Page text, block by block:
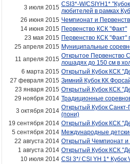
3 июля 2015 CSI3*-W/CSIYH1*
любителей в рамках
26 июня 2015 Чемпионат и
14 июня 2015 Первенство КСК "Факт"
23 мая 2015 Первенство КСК "Факт"
25 апреля 2015 Муниципальные
11 апреля 2015 Открытое Первенство
лошадях до 150 см в
6 марта 2015 Открытый Кубок КСК
27 февраля 2015 Зимний Кубок КК
23 января 2015 Открытый Кубок КСК
29 ноября 2014 Традиционные
3 октября 2014 Открытый Кубок Санкт-
(пони)
19 сентября 2014 Открытый Кубок КСК
5 сентября 2014 Международные
22 августа 2014 Открытый Чемпионат и
1 августа 2014 Открытый Кубок КСК
10 июля 2014 CSI 3*/ CSI YH 1* Кубок